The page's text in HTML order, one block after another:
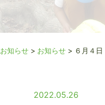
お知らせ> お知らせ> ６月４
2022.05.26